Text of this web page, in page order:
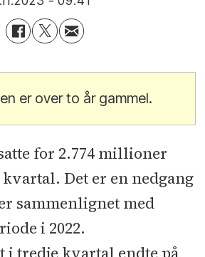
er over to år gammel.
for 2.774 millioner
Det er en nedgang
sammenlignet med
i 2022.